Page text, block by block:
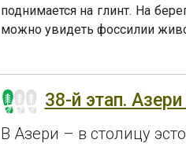
поднимается на глинт. На
можно увидеть фоссилии
38-й этап.
В Азери – в столицу